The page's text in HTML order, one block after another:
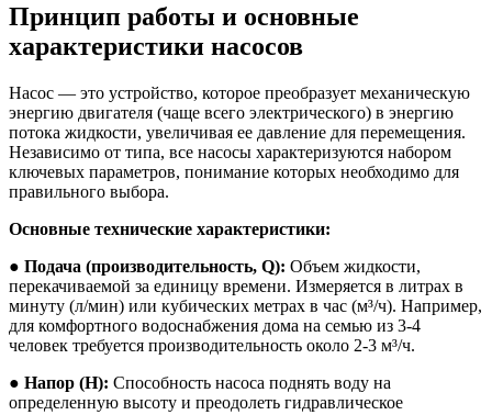
Принцип работы и основные
характеристики насосов
Насос — это устройство, которое преобразует механическую
энергию двигателя (чаще всего электрического) в энергию
потока жидкости, увеличивая ее давление для перемещения.
Независимо от типа, все насосы характеризуются набором
ключевых параметров, понимание которых необходимо для
правильного выбора.
Основные технические характеристики:
● Подача (производительность, Q): Объем жидкости,
перекачиваемой за единицу времени. Измеряется в литрах в
минуту (л/мин) или кубических метрах в час (м³/ч). Например,
для комфортного водоснабжения дома на семью из 3-4
человек требуется производительность около 2-3 м³/ч.
● Напор (H): Способность насоса поднять воду на
определенную высоту и преодолеть гидравлическое